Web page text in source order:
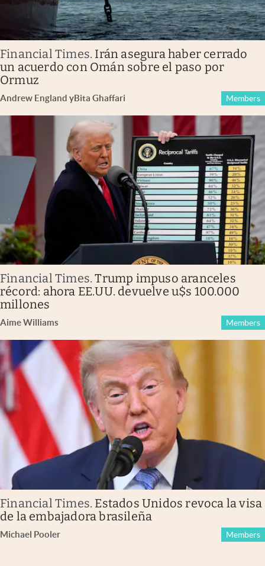
Financial Times. Irán asegura haber cerrado
un acuerdo con Omán sobre el paso por
Ormuz
Andrew England yBita Ghaffari Members
Financial Times.Trump impuso aranceles
récord: ahora EE.UU. devuelve u$s 100.000
millones
Aime Williams Members
Financial Times. Estados Unidos revoca la visa
de la embajadora brasileña
Michael Pooler Members